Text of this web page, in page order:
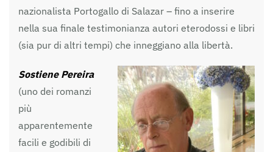
nazionalista Portogallo di Salazar – fino a inserire
nella sua finale testimonianza autori eterodossi e libri
(sia pur di altri tempi) che inneggiano alla libertà.
Sostiene Pereira
(uno dei romanzi
più
apparentemente
facili e godibili di